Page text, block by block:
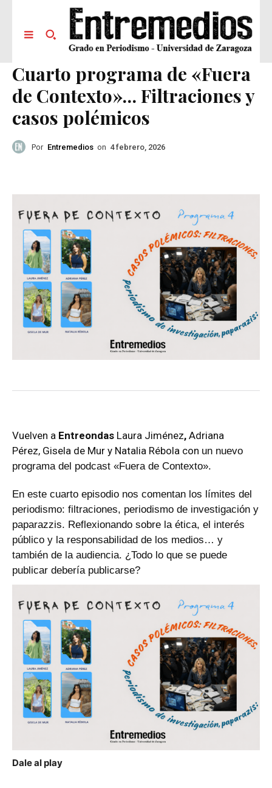
Cuarto programa de «Fuera
de Contexto»… Filtraciones y
casos polémicos
Por Entremedios on 4 febrero, 2026
Vuelven a Entreondas Laura Jiménez, Adriana
Pérez, Gisela de Mur y Natalia Rébola con un nuevo
programa del podcast «Fuera de Contexto».
En este cuarto episodio nos comentan los límites del
periodismo: filtraciones, periodismo de investigación y
paparazzis. Reflexionando sobre la ética, el interés
público y la responsabilidad de los medios… y
también de la audiencia. ¿Todo lo que se puede
publicar debería publicarse?
Dale al play